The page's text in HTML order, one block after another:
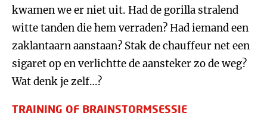
kwamen we er niet uit. Had de gorilla stralend
witte tanden die hem verraden? Had iemand een
zaklantaarn aanstaan? Stak de chauffeur net een
sigaret op en verlichtte de aansteker zo de weg?
Wat denk je zelf…?
TRAINING OF BRAINSTORMSESSIE